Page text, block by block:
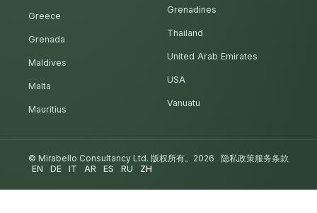
Greece
Grenada
Maldives
Malta
Mauritius
Grenadines
Thailand
United Arab Emirates
USA
Vanuatu
© Mirabello Consultancy Ltd. 版权所有。2026 隐私政策服务条款
EN
DE IT AR ES RU ZH